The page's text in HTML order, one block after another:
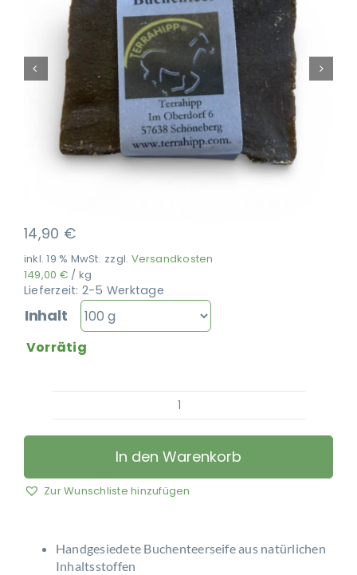
14,90 €
inkl. 19 % MwSt. zzgl. Versandkosten
149,00 € / kg
Lieferzeit: 2-5 Werktage
Inhalt
Vorrätig
Terrahipp
-
Buchenteerseife
Seifenbeutel
In den Warenkorb
Zur Wunschliste hinzufügen
Handgesiedete Buchenteerseife aus natürlichen
Inhaltsstoffen